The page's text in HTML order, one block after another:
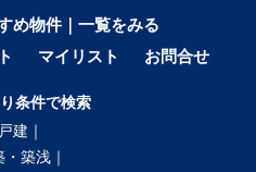
め物件｜一覧をみる
マイリスト お問合せ
条件で検索
建｜
・築浅｜